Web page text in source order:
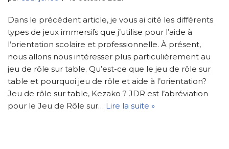
Dans le précédent article, je vous ai cité les différents
types de jeux immersifs que j’utilise pour l’aide à
l’orientation scolaire et professionnelle. À présent,
nous allons nous intéresser plus particulièrement au
jeu de rôle sur table. Qu’est-ce que le jeu de rôle sur
table et pourquoi jeu de rôle et aide à l’orientation?
Jeu de rôle sur table, Kezako ? JDR est l’abréviation
pour le Jeu de Rôle sur… Lire la suite »